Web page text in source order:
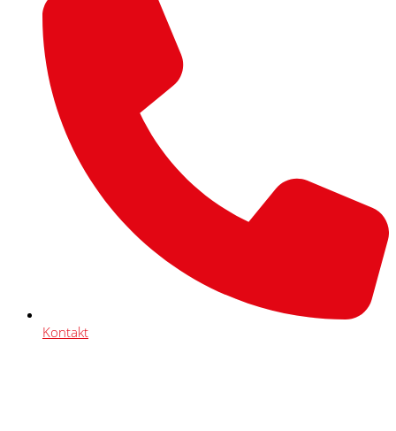
Kontakt